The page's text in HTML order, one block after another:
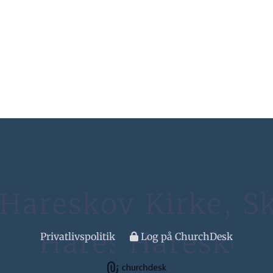
Privatlivspolitik Log på ChurchDesk